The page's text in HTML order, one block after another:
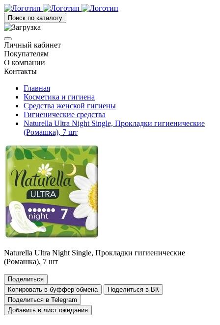
Поиск по каталогу
Личный кабинет
Покупателям
О компании
Контакты
Главная
Косметика и гигиена
Средства женской гигиены
Гигиенические средства
Naturella Ultra Night Single, Прокладки гигиенические
(Ромашка), 7 шт
Naturella Ultra Night Single, Прокладки гигиенические
(Ромашка), 7 шт
Поделиться
Копировать в буффер обмена
Поделиться в ВК
Поделиться в Telegram
Добавить в лист ожидания